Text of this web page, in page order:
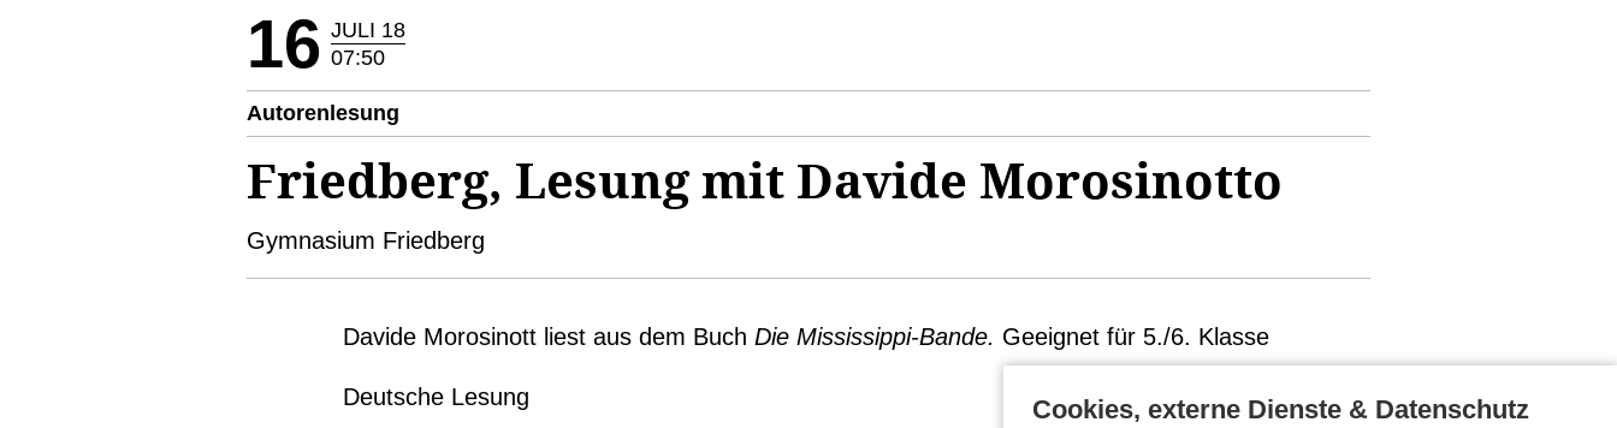
16 JULI 18
07:50
Autorenlesung
Friedberg, Lesung mit Davide Morosinotto
Gymnasium Friedberg
Davide Morosinott liest aus dem Buch Die Mississippi-Bande. Geeignet für 5./6. Klasse
Deutsche Lesung Cookies, externe Dienste & Datenschutz